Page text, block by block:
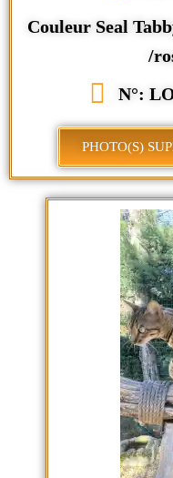
Couleur Seal
/
N°:
PHOTO(S)